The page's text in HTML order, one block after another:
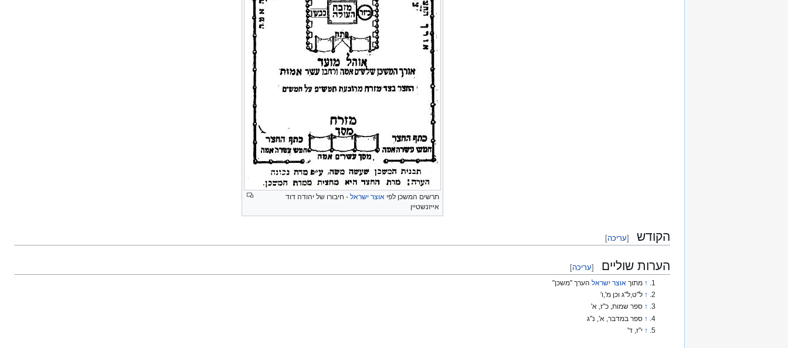
תרשים המשכן לפיאוצר ישראל - חיבורו של יהודה דוד
אייזנשטיין
הקודש [עריכה]
הערות שוליים [עריכה]
↑ מתוךאוצר ישראל הערך "משכן"
↑ ל"ט,ל"ג וכן מ',ו'
↑ ספר שמות, כ"ז, א'
↑ ספר במדבר, א', נ"ג
↑ י"ז, ד'